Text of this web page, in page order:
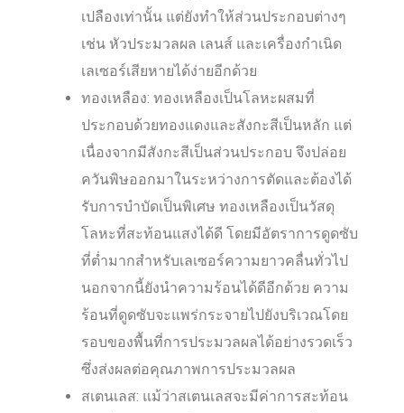
เปลืองเท่านั้น แต่ยังทำให้ส่วนประกอบต่างๆ
เช่น หัวประมวลผล เลนส์ และเครื่องกำเนิด
เลเซอร์เสียหายได้ง่ายอีกด้วย
ทองเหลือง: ทองเหลืองเป็นโลหะผสมที่
ประกอบด้วยทองแดงและสังกะสีเป็นหลัก แต่
เนื่องจากมีสังกะสีเป็นส่วนประกอบ จึงปล่อย
ควันพิษออกมาในระหว่างการตัดและต้องได้
รับการบำบัดเป็นพิเศษ ทองเหลืองเป็นวัสดุ
โลหะที่สะท้อนแสงได้ดี โดยมีอัตราการดูดซับ
ที่ต่ำมากสำหรับเลเซอร์ความยาวคลื่นทั่วไป
นอกจากนี้ยังนำความร้อนได้ดีอีกด้วย ความ
ร้อนที่ดูดซับจะแพร่กระจายไปยังบริเวณโดย
รอบของพื้นที่การประมวลผลได้อย่างรวดเร็ว
ซึ่งส่งผลต่อคุณภาพการประมวลผล
สเตนเลส: แม้ว่าสเตนเลสจะมีค่าการสะท้อน